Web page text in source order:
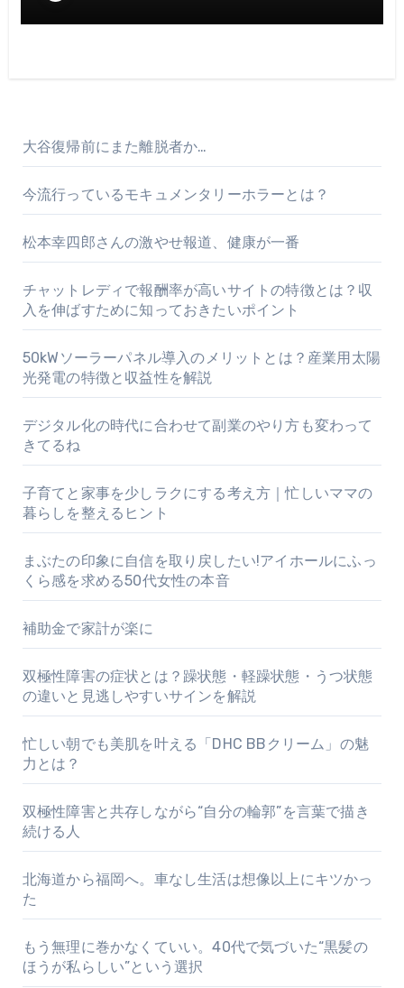
大谷復帰前にまた離脱者か…
今流行っているモキュメンタリーホラーとは？
松本幸四郎さんの激やせ報道、健康が一番
チャットレディで報酬率が高いサイトの特徴とは？収
入を伸ばすために知っておきたいポイント
50kWソーラーパネル導入のメリットとは？産業用太陽
光発電の特徴と収益性を解説
デジタル化の時代に合わせて副業のやり方も変わって
きてるね
子育てと家事を少しラクにする考え方｜忙しいママの
暮らしを整えるヒント
まぶたの印象に自信を取り戻したい!アイホールにふっ
くら感を求める50代女性の本音
補助金で家計が楽に
双極性障害の症状とは？躁状態・軽躁状態・うつ状態
の違いと見逃しやすいサインを解説
忙しい朝でも美肌を叶える「DHC BBクリーム」の魅
力とは？
双極性障害と共存しながら“自分の輪郭”を言葉で描き
続ける人
北海道から福岡へ。車なし生活は想像以上にキツかっ
た
もう無理に巻かなくていい。40代で気づいた“黒髪の
ほうが私らしい”という選択